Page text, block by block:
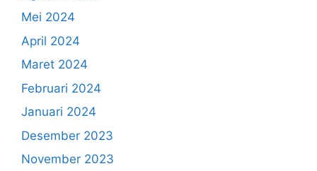
Mei 2024
April 2024
Maret 2024
Februari 2024
Januari 2024
Desember 2023
November 2023